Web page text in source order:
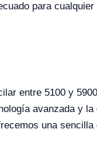
para
entre 5100 y
avanzada y
una